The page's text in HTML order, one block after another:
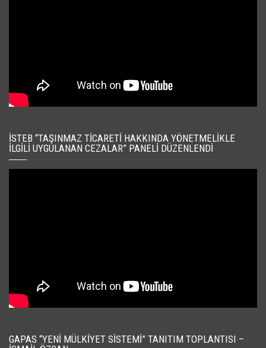
İSTEB “TAŞINMAZ TICARETI HAKKINDA YÖNETMELIKLE
İLGILI UYGULANAN CEZALAR” PANELI DÜZENLENDI
GAPAS “YENI MÜLKIYET SISTEMI” TANITIM TOPLANTISI –